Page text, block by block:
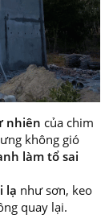
nhiên của chim
không gió
làm tổ sai
lạ như sơn, keo
quay lại.